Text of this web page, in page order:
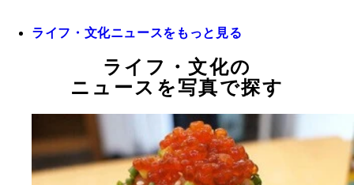
ライフ・文化ニュースをもっと見る
ライフ・文化の
ニュースを写真で探す